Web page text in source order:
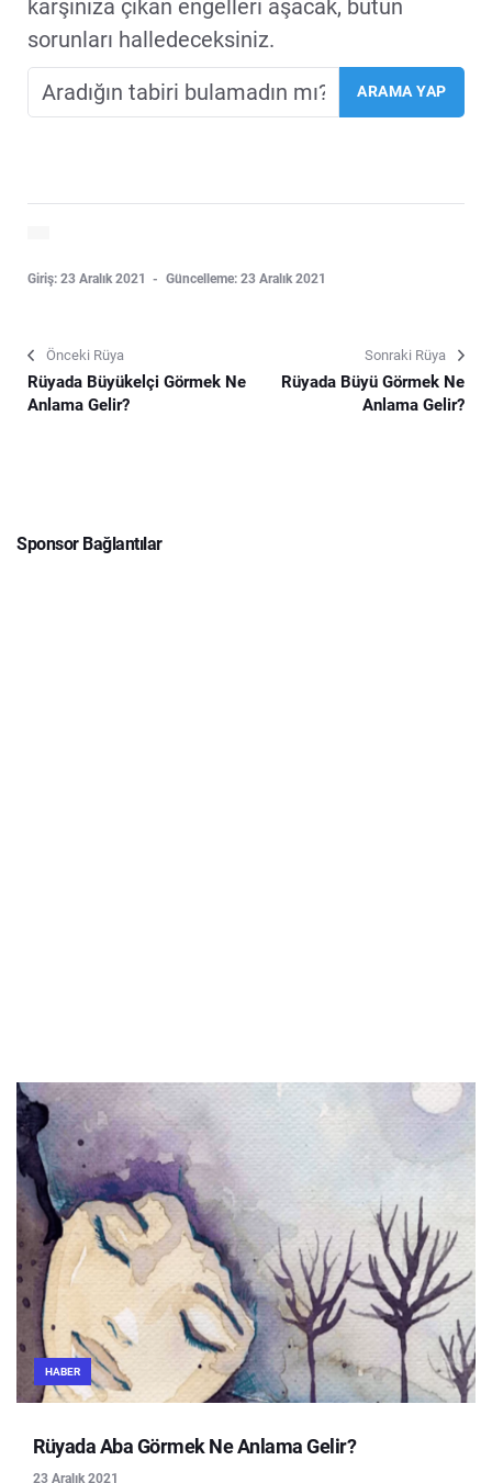
karşınıza çıkan engelleri aşacak, bütün
sorunları halledeceksiniz.
Giriş: 23 Aralık 2021 Güncelleme: 23 Aralık 2021
Önceki Rüya
Rüyada Büyükelçi Görmek Ne
Anlama Gelir?
Sonraki Rüya
Rüyada Büyü Görmek Ne
Anlama Gelir?
Sponsor Bağlantılar
HABER
Rüyada Aba Görmek Ne Anlama Gelir?
23 Aralık 2021